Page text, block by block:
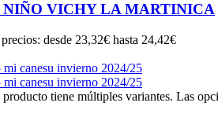
VICHY LA MARTINICA
desde 23,32€ hasta 24,42€
producto tiene múltiples variantes. Las